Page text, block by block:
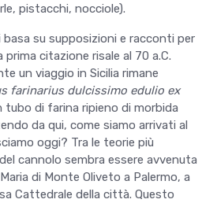
pistacchi, nocciole).
basa su supposizioni e racconti per
citazione risale al 70 a.C.
un viaggio in Sicilia rimane
farinarius dulcissimo edulio ex
tubo di farina ripieno di morbida
da qui, come siamo arrivati al
oggi? Tra le teorie più
cannolo sembra essere avvenuta
di Monte Oliveto a Palermo, a
Cattedrale della città. Questo